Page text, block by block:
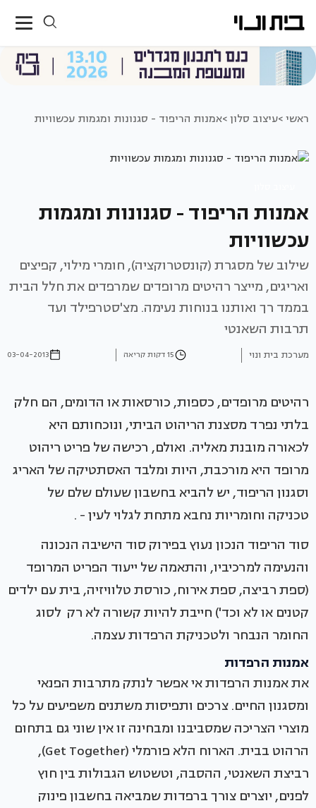
ראשי >עיצוב סלון >אמנות הריפוד - סגנונות ומגמות עכשוויות
אמנות הריפוד - סגנונות ומגמות
עכשוויות
שילוב של מסגרת (קונסטרוקציה), חומרי מילוי, קפיצים
ואריגים, מייצר רהיטים מרופדים שמרפדים את חלל הבית
בממד רך ואותנו בנוחות נעימה. מצ'סטרפילד ועד
תרבות השאנטי
מערכת בית ונוי 15 דקות קריאה 03-04-2013
רהיטים מרופדים, כספות, כורסאות או הדומים, הם חלק
בלתי נפרד מסצנת הריהוט הביתי, ונוכחותם היא
לכאורה מובנת מאליה. ואולם, רכישה של פריט ריהוט
מרופד היא מורכבת, היות ומלבד האסתטיקה של האריג
וסגנון הריפוד, יש להביא בחשבון שעולם שלם של
טכניקה וחומריות נחבא מתחת לגלוי לעין - .
סוד הריפוד הנכון נעוץ בפירוק סוד הישיבה הנכונה
והנעימה למרכיביו, והתאמה של ייעוד הפריט המרופד
(ספת רביצה, ספת אירוח, כורסת טלוויזיה, בית עם ילדים
קטנים או לא וכד') חייבת להיות קשורה לא רק לסוג
החומר הנבחר ולטכניקת הרפדות עצמה.
אמנות הרפדות
את אמנות הרפדות אי אפשר לנתק מתרבות הפנאי
ומסגנון החיים. צרכים ותפיסות משתנים משפיעים על כל
מוצרי הצריכה שמסביבנו ומבחינה זו אין שוני גם בתחום
הרהוט בבית. הארוח הלא פורמלי (Get Together),
רביצת השאנטי, ההסבה, וטשטוש הגבולות בין חוץ
לפנים, יוצרים צורך ברפדות שמביאה בחשבון פינוק